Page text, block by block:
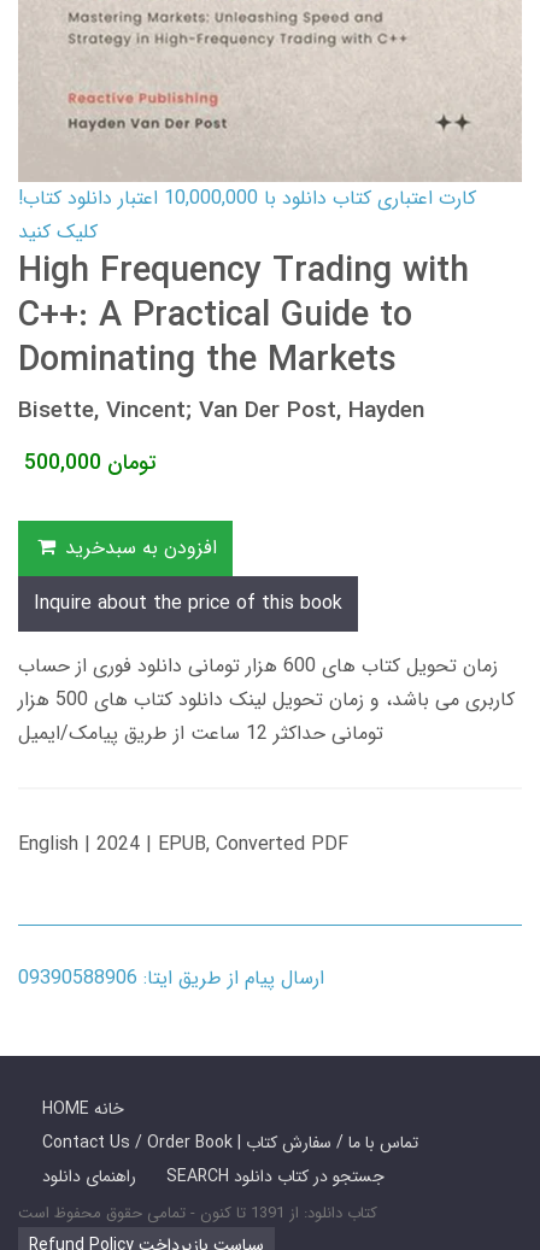
کارت اعتباری کتاب دانلود با 10,000,000 اعتبار دانلود کتاب!
کلیک کنید
High Frequency Trading with
C++: A Practical Guide to
Dominating the Markets
Bisette, Vincent; Van Der Post, Hayden
500,000 تومان
افزودن به سبدخرید
Inquire about the price of this book
زمان تحویل کتاب های 600 هزار تومانی دانلود فوری از حساب
کاربری می باشد، و زمان تحویل لینک دانلود کتاب های 500 هزار
تومانی حداکثر 12 ساعت از طریق پیامک/ایمیل
English | 2024 | EPUB, Converted PDF
ارسال پیام از طریق ایتا: 09390588906
HOME خانه
Contact Us / Order Book | تماس با ما / سفارش کتاب
راهنمای دانلود
SEARCH جستجو در کتاب دانلود
کتاب دانلود: از 1391 تا کنون - تمامی حقوق محفوظ است